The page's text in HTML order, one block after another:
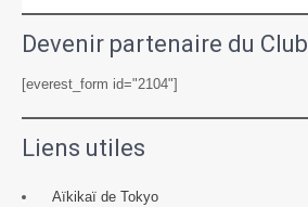
Devenir partenaire du Club
[everest_form id="2104"]
Liens utiles
Aïkikaï de Tokyo